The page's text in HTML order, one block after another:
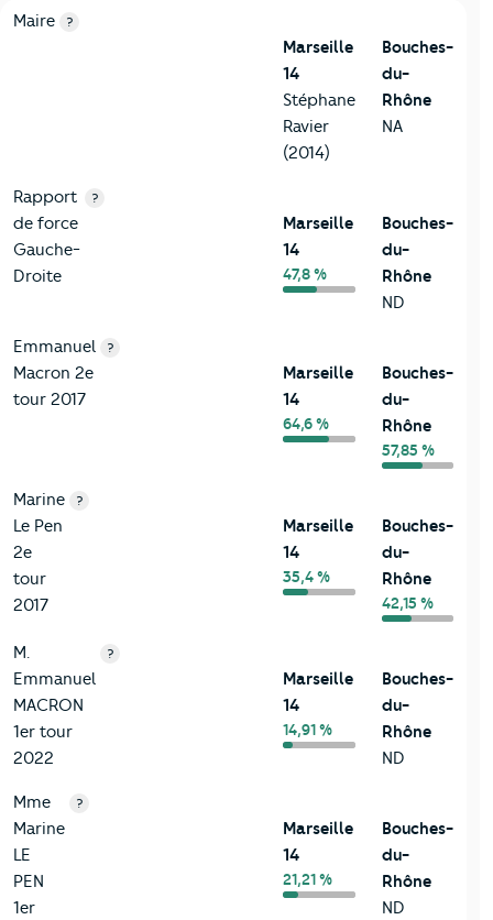
6-Politique
Critères
Maire ?
Marseille
14
Stéphane
Ravier
(2014)
Bouches-
du-
Rhône
NA
Rapport
de force
Gauche-
Droite
?
Marseille
14
47,8 %
Bouches-
du-
Rhône
ND
Emmanuel
Macron 2e
tour 2017
?
Marseille
14
64,6 %
Bouches-
du-
Rhône
57,85 %
Marine
Le Pen
2e
tour
2017
?
Marseille
14
35,4 %
Bouches-
du-
Rhône
42,15 %
M.
Emmanuel
MACRON
1er tour
2022
?
Marseille
14
14,91 %
Bouches-
du-
Rhône
ND
Mme
Marine
LE
PEN
1er
?
Marseille
14
21,21 %
Bouches-
du-
Rhône
ND